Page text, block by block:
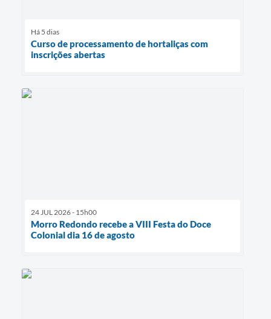
Há 5 dias
Curso de processamento de hortaliças com
inscrições abertas
24 JUL 2026 - 15h00
Morro Redondo recebe a VIII Festa do Doce
Colonial dia 16 de agosto